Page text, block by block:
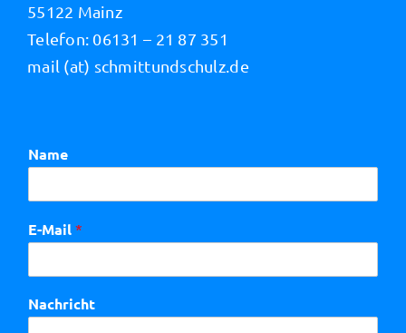
55122 Mainz
Telefon: 06131 – 21 87 351
mail (at) schmittundschulz.de
Name
E-Mail *
Nachricht